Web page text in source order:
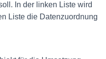
In der linken Liste wird
Liste die Datenzuordnung